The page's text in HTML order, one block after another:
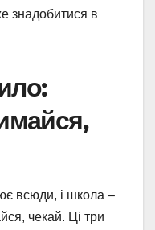
знадобитися в
всюди, і школа –
чекай. Ці три